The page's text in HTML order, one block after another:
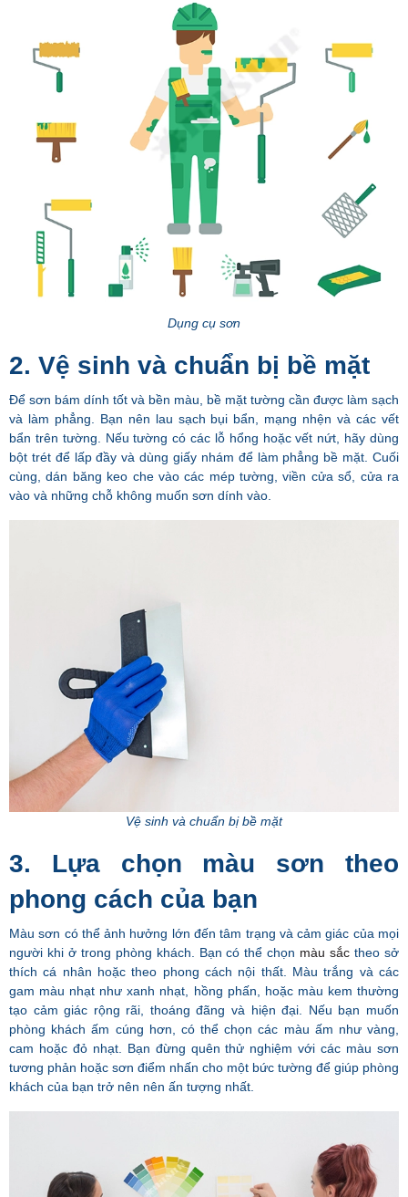
Dụng cụ sơn
2. Vệ sinh và chuẩn bị bề mặt
Để sơn bám dính tốt và bền màu, bề mặt tường cần được làm sạch
và làm phẳng. Bạn nên lau sạch bụi bẩn, mạng nhện và các vết
bẩn trên tường. Nếu tường có các lỗ hổng hoặc vết nứt, hãy dùng
bột trét để lấp đầy và dùng giấy nhám để làm phẳng bề mặt. Cuối
cùng, dán băng keo che vào các mép tường, viền cửa sổ, cửa ra
vào và những chỗ không muốn sơn dính vào.
Vệ sinh và chuẩn bị bề mặt
3. Lựa chọn màu sơn theo
phong cách của bạn
Màu sơn có thể ảnh hưởng lớn đến tâm trạng và cảm giác của mọi
người khi ở trong phòng khách. Bạn có thể chọn màu sắc theo sở
thích cá nhân hoặc theo phong cách nội thất. Màu trắng và các
gam màu nhạt như xanh nhạt, hồng phấn, hoặc màu kem thường
tạo cảm giác rộng rãi, thoáng đãng và hiện đại. Nếu bạn muốn
phòng khách ấm cúng hơn, có thể chọn các màu ấm như vàng,
cam hoặc đỏ nhạt. Bạn đừng quên thử nghiệm với các màu sơn
tương phản hoặc sơn điểm nhấn cho một bức tường để giúp phòng
khách của bạn trở nên nên ấn tượng nhất.